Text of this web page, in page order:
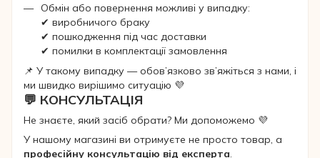
Обмін або повернення можливі у випадку:
✔ виробничого браку
✔ пошкодження під час доставки
✔ помилки в комплектації замовлення
📌 У такому випадку — обов’язково зв’яжіться з нами, і
ми швидко вирішимо ситуацію 💜
💬 КОНСУЛЬТАЦІЯ
Не знаєте, який засіб обрати? Ми допоможемо 💜
У нашому магазині ви отримуєте не просто товар, а
професійну консультацію від експерта.